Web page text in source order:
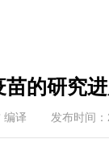
苗的研究
编译 发布时间